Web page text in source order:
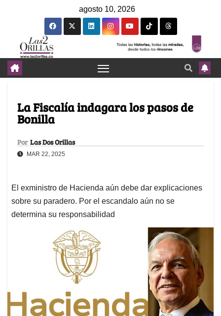
agosto 10, 2026
La Fiscalía indagara los pasos de
Bonilla
Por Las Dos Orillas
MAR 22, 2025
El exministro de Hacienda aún debe dar explicaciones
sobre su paradero. Por el escandalo aún no se
determina su responsabilidad